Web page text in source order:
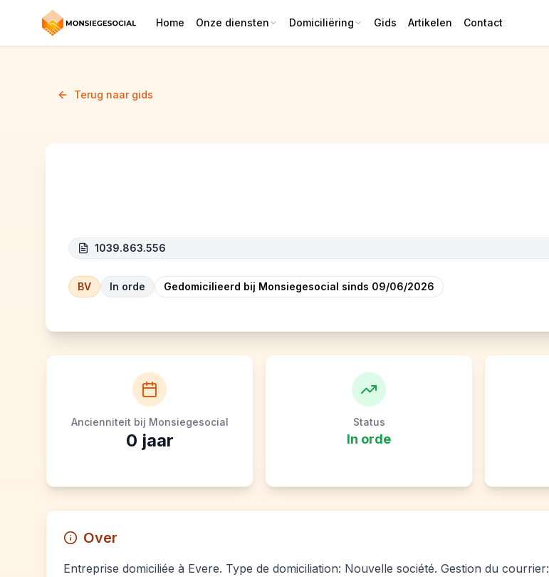
Home Onze diensten Domiciliëring Gids Artikelen Contact
Terug naar gids
1039.863.556
BV In orde Gedomicilieerd bij Monsiegesocial sinds 09/06/2026
Ancienniteit bij Monsiegesocial
0 jaar
Status
In orde
Over
Entreprise domiciliée à Evere. Type de domiciliation: Nouvelle société. Gestion du courrier: